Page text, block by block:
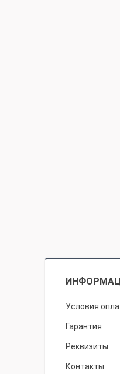
Условия
Гарантия
Реквизиты
Контакты